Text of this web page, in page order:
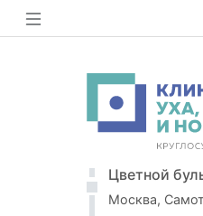
Цветной
Москва,